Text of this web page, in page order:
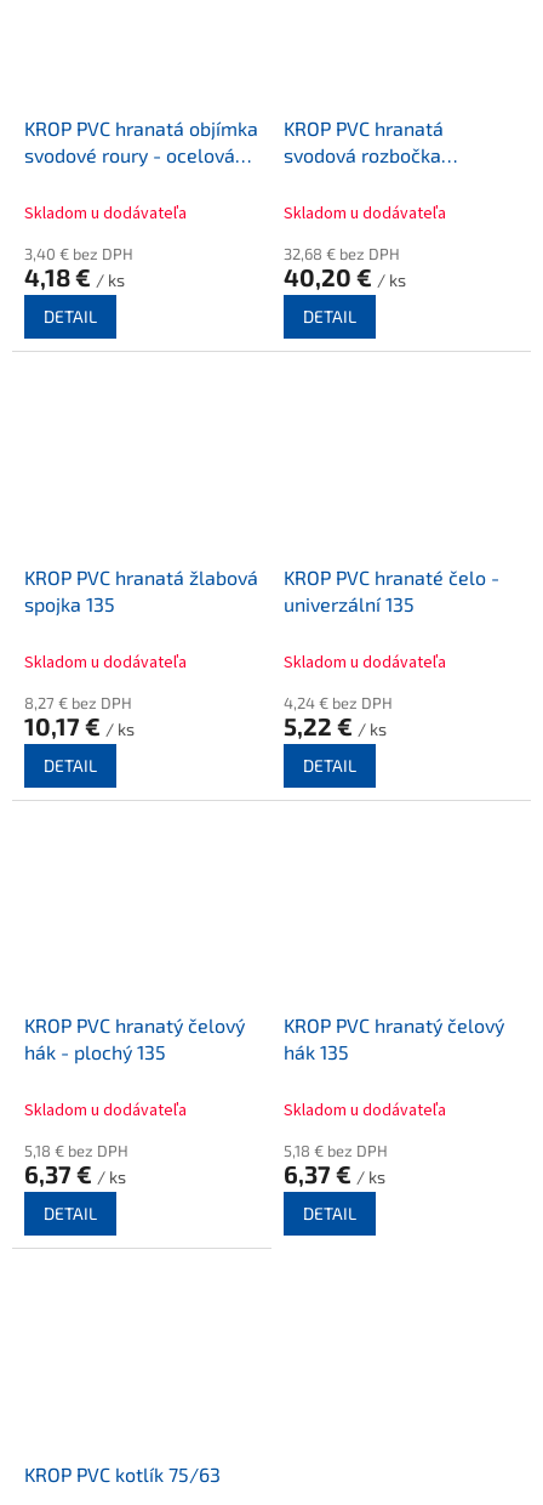
KROP PVC hranatá objímka
svodové roury - ocelová
Skladom u dodávateľa
3,40 € bez DPH
4,18 € / ks
DETAIL
KROP PVC hranatá
svodová rozbočka
Skladom u dodávateľa
32,68 € bez DPH
40,20 € / ks
DETAIL
KROP PVC hranatá žlabová
spojka 135
Skladom u dodávateľa
8,27 € bez DPH
10,17 € / ks
DETAIL
KROP PVC hranaté čelo -
univerzální 135
Skladom u dodávateľa
4,24 € bez DPH
5,22 € / ks
DETAIL
KROP PVC hranatý čelový
hák - plochý 135
Skladom u dodávateľa
5,18 € bez DPH
6,37 € / ks
DETAIL
KROP PVC hranatý čelový
hák 135
Skladom u dodávateľa
5,18 € bez DPH
6,37 € / ks
DETAIL
KROP PVC kotlík 75/63